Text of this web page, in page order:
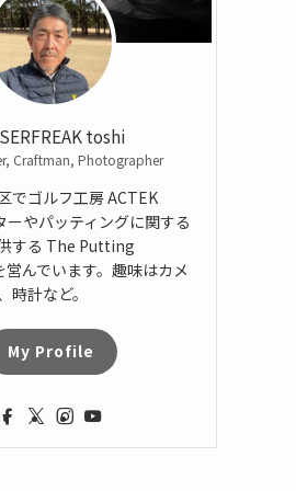
toshi
Craftman, Photographer
でゴルフ工房 ACTEK
ーやパッティングに関する
する The Putting
んでいます。趣味はカメ
時計など。
My Profile